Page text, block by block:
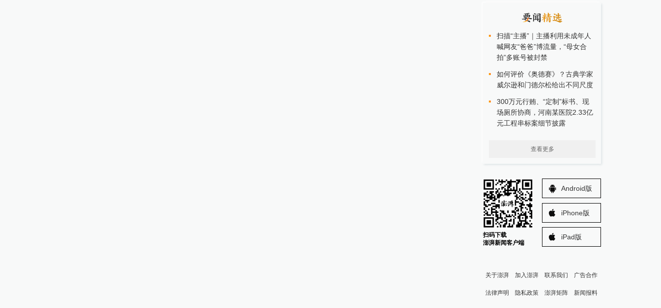
扫描“主播”｜主播利用未成年人
喊网友“爸爸”博流量，“母女合
拍”多账号被封禁
如何评价《奥德赛》？古典学家
威尔逊和门德尔松给出不同尺度
300万元行贿、“定制”标书、现
场厕所协商，河南某医院2.33亿
元工程串标案细节披露
查看更多
扫码下载
澎湃新闻客户端
Android版
iPhone版
iPad版
关于澎湃 加入澎湃 联系我们 广告合作
法律声明 隐私政策 澎湃矩阵 新闻报料